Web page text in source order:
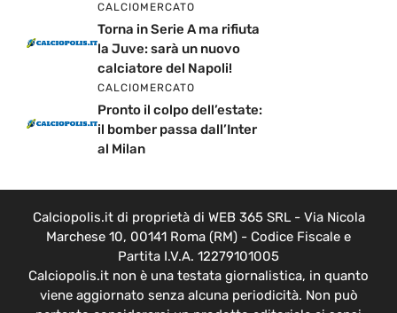
CALCIOMERCATO
Torna in Serie A ma rifiuta
la Juve: sarà un nuovo
calciatore del Napoli!
CALCIOMERCATO
Pronto il colpo dell’estate:
il bomber passa dall’Inter
al Milan
Calciopolis.it di proprietà di WEB 365 SRL - Via Nicola
Marchese 10, 00141 Roma (RM) - Codice Fiscale e
Partita I.V.A. 12279101005
Calciopolis.it non è una testata giornalistica, in quanto
viene aggiornato senza alcuna periodicità. Non può